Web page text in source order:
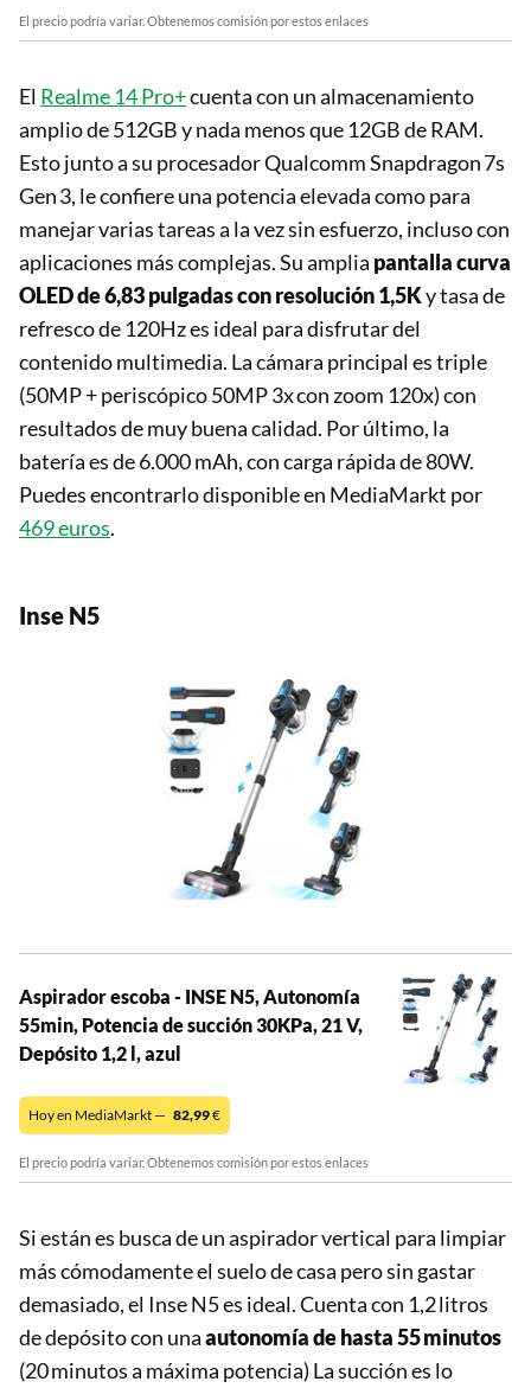
El precio podría variar. Obtenemos comisión por estos enlaces
El Realme 14 Pro+cuenta con un almacenamiento
amplio de 512GB y nada menos que 12GB de RAM.
Esto junto a su procesador Qualcomm Snapdragon 7s
Gen 3, le confiere una potencia elevada como para
manejar varias tareas a la vez sin esfuerzo, incluso con
aplicaciones más complejas. Su amplia pantalla curva
OLED de 6,83 pulgadas con resolución 1,5Ky tasa de
refresco de 120Hz es ideal para disfrutar del
contenido multimedia. La cámara principal es triple
(50MP + periscópico 50MP 3x con zoom 120x) con
resultados de muy buena calidad. Por último, la
batería es de 6.000 mAh, con carga rápida de 80W.
Puedes encontrarlo disponible en MediaMarkt por
469 euros.
Inse N5
Aspirador escoba - INSE N5, Autonomía
55min, Potencia de succión 30KPa, 21 V,
Depósito 1,2 l, azul
Hoy en MediaMarkt — 82,99€
El precio podría variar. Obtenemos comisión por estos enlaces
Si están es busca de un aspirador vertical para limpiar
más cómodamente el suelo de casa pero sin gastar
demasiado, el Inse N5 es ideal. Cuenta con 1,2 litros
de depósito con unaautonomía de hasta 55 minutos
(20 minutos a máxima potencia) La succión es lo